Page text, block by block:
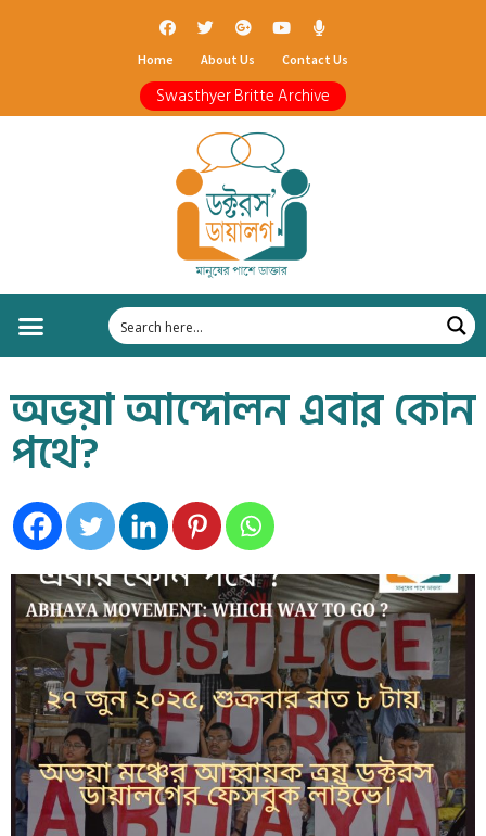
Home About Us Contact Us
Swasthyer Britte Archive
অভয়া আন্দোলন এবার কোন
পথে?